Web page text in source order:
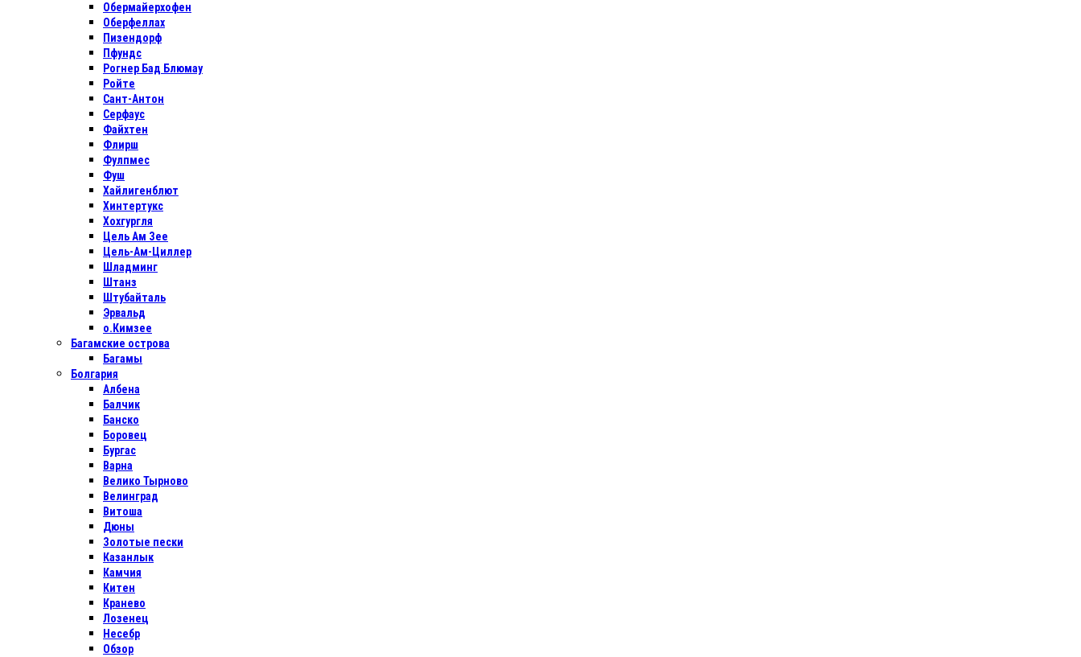
Обермайерхофен
Оберфеллах
Пизендорф
Пфундс
Рогнер Бад Блюмау
Ройте
Сант-Антон
Серфаус
Файхтен
Флирш
Фулпмес
Фуш
Хайлигенблют
Хинтертукс
Хохгургля
Цель Ам Зее
Цель-Ам-Циллер
Шладминг
Штанз
Штубайталь
Эрвальд
о.Кимзее
Багамские острова
Багамы
Болгария
Албена
Балчик
Банско
Боровец
Бургас
Варна
Велико Тырново
Велинград
Витоша
Дюны
Золотые пески
Казанлык
Камчия
Китен
Кранево
Лозенец
Несебр
Обзор